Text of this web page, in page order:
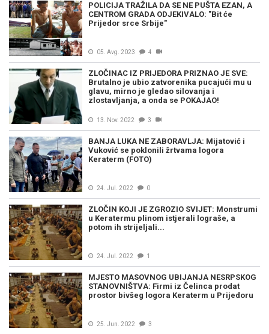
POLICIJA TRAŽILA DA SE NE PUŠTA EZAN, A
CENTROM GRADA ODJEKIVALO: "Bit će
Prijedor srce Srbije"
05. Avg. 2023 4
ZLOČINAC IZ PRIJEDORA PRIZNAO JE SVE:
Brutalno je ubio zatvorenika pucajući mu u
glavu, mirno je gledao silovanja i
zlostavljanja, a onda se POKAJAO!
13. Nov. 2022 3
BANJA LUKA NE ZABORAVLJA: Mijatović i
Vuković se poklonili žrtvama logora
Keraterm (FOTO)
24. Jul. 2022 0
ZLOČIN KOJI JE ZGROZIO SVIJET: Monstrumi
u Keratermu plinom istjerali lograše, a
potom ih strijeljali...
24. Jul. 2022 1
MJESTO MASOVNOG UBIJANJA NESRPSKOG
STANOVNIŠTVA: Firmi iz Čelinca prodat
prostor bivšeg logora Keraterm u Prijedoru
25. Jun. 2022 3